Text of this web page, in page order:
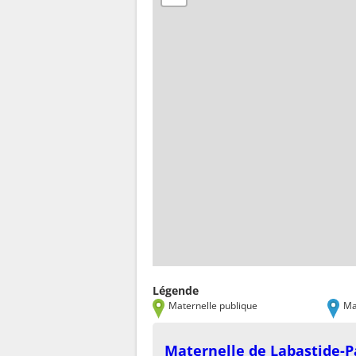
Légende
Maternelle publique
Maternelle de Labastide-